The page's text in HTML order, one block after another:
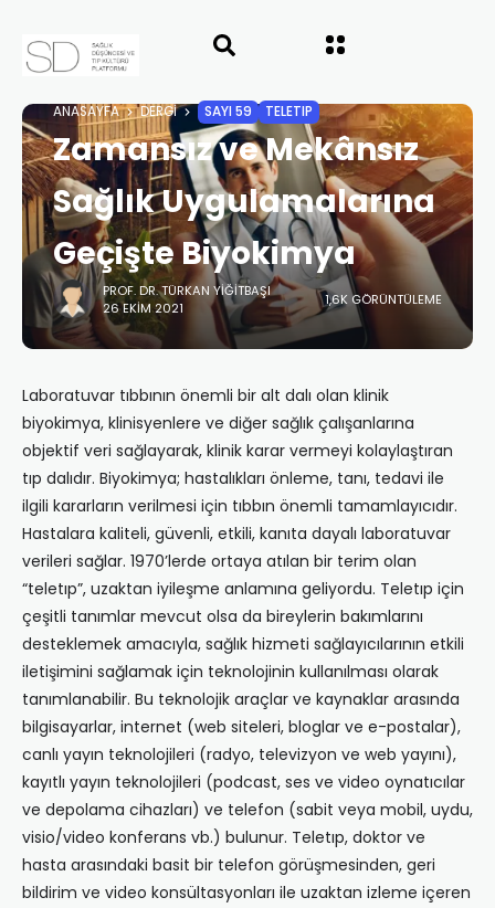
ANASAYFA DERGI SAYI 59 TELETIP
Zamansız ve Mekânsız
Sağlık Uygulamalarına
Geçişte Biyokimya
PROF. DR. TÜRKAN YIĞITBAŞI
26 EKIM 2021
1,6K GÖRÜNTÜLEME
Laboratuvar tıbbının önemli bir alt dalı olan klinik
biyokimya, klinisyenlere ve diğer sağlık çalışanlarına
objektif veri sağlayarak, klinik karar vermeyi kolaylaştıran
tıp dalıdır. Biyokimya; hastalıkları önleme, tanı, tedavi ile
ilgili kararların verilmesi için tıbbın önemli tamamlayıcıdır.
Hastalara kaliteli, güvenli, etkili, kanıta dayalı laboratuvar
verileri sağlar. 1970’lerde ortaya atılan bir terim olan
“teletıp”, uzaktan iyileşme anlamına geliyordu. Teletıp için
çeşitli tanımlar mevcut olsa da bireylerin bakımlarını
desteklemek amacıyla, sağlık hizmeti sağlayıcılarının etkili
iletişimini sağlamak için teknolojinin kullanılması olarak
tanımlanabilir. Bu teknolojik araçlar ve kaynaklar arasında
bilgisayarlar, internet (web siteleri, bloglar ve e-postalar),
canlı yayın teknolojileri (radyo, televizyon ve web yayını),
kayıtlı yayın teknolojileri (podcast, ses ve video oynatıcılar
ve depolama cihazları) ve telefon (sabit veya mobil, uydu,
visio/video konferans vb.) bulunur. Teletıp, doktor ve
hasta arasındaki basit bir telefon görüşmesinden, geri
bildirim ve video konsültasyonları ile uzaktan izleme içeren